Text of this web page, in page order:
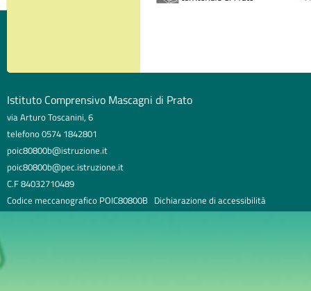
Istituto Comprensivo Mascagni di Prato
via Arturo Toscanini, 6
telefono 0574 1842801
poic80800b@istruzione.it
poic80800b@pec.istruzione.it
C.F 84032710489
Codice meccanografico POIC80800B Dichiarazione di accessibilità